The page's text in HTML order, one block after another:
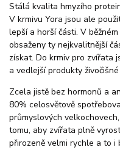
Stálá kvalita hmyzího
V krmivu Yora jsou ale
lepší a horší části. V
obsaženy ty nejkvalitnější
získat. Do krmiv pro zvířata
a vedlejší produkty
Zcela jistě bez hormonů a
80% celosvětově
průmyslových
tomu, aby zvířata plně
přirozeně velmi rychle a to i